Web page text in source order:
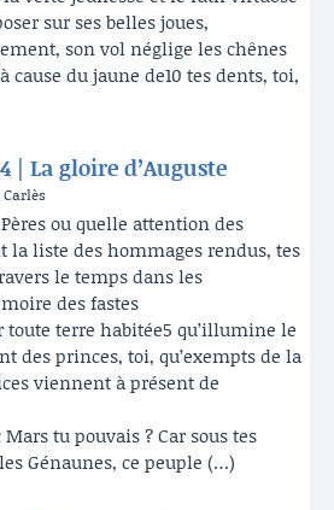
sur ses belles joues,
son vol néglige les chênes
cause du jaune de10 tes dents, toi,
| La gloire d’Auguste
Carlès
ou quelle attention des
la liste des hommages rendus, tes
le temps dans les
des fastes
terre habitée5 qu’illumine le
des princes, toi, qu’exempts de la
viennent à présent de
tu pouvais ? Car sous tes
Génaunes, ce peuple (…)